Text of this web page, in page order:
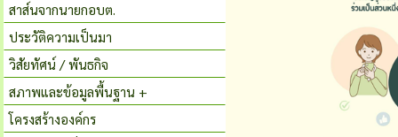
สาส์นจากนายกอบต.
ประวัติความเป็นมา
วิสัยทัศน์ / พันธกิจ
สภาพและข้อมูลพื้นฐาน +
โครงสร้างองค์กร